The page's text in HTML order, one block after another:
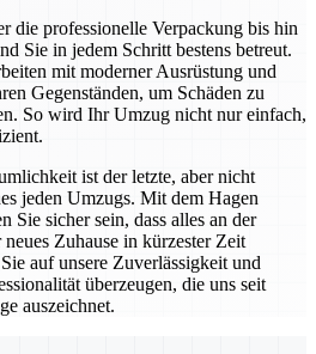
die professionelle Verpackung bis hin
Sie in jedem Schritt bestens betreut.
mit moderner Ausrüstung und
Gegenständen, um Schäden zu
So wird Ihr Umzug nicht nur einfach,
ist der letzte, aber nicht
jeden Umzugs. Mit dem Hagen
Sie sicher sein, dass alles an der
Zuhause in kürzester Zeit
auf unsere Zuverlässigkeit und
überzeugen, die uns seit
auszeichnet.